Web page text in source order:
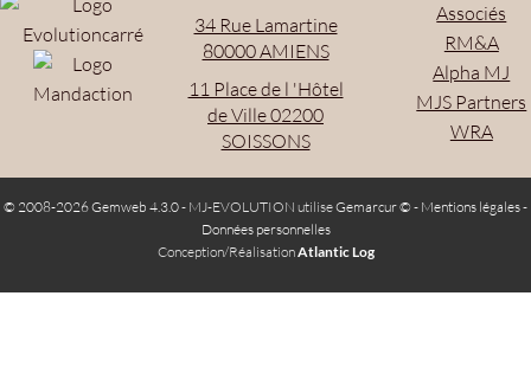
34 Rue Lamartine
80000 AMIENS
11 Place de l 'Hôtel
de Ville 02200
SOISSONS
Associés
RM&A
Alpha MJ
MJS Partners
WRA
© 2008-2026 Gemweb 4.3.0- MJ-EVOLUTION utiliseGemarcur © - Mentions légales-
Données personnelles
Conception/RéalisationAtlantic Log